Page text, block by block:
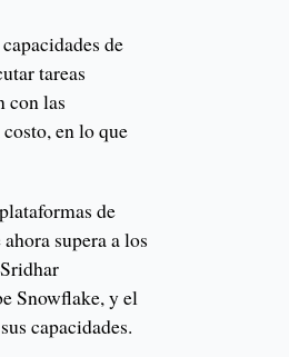
de
tareas
con las
en lo que
de
supera a los
Snowflake, y el
capacidades.